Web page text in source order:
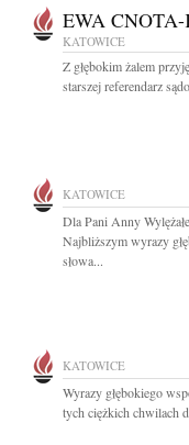
EWA
KATOWICE
Z głębokim żalem
starszej referendarz
KATOWICE
Dla Pani Anny
Najbliższym wyrazy
słowa...
KATOWICE
Wyrazy głębokiego
tych ciężkich chwilach